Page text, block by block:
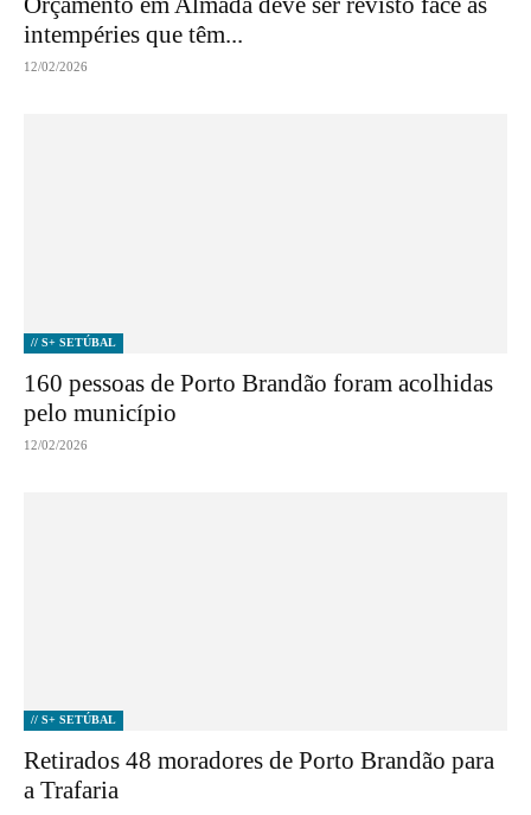
intempéries que têm...
12/02/2026
// S+ SETÚBAL
160 pessoas de Porto Brandão foram acolhidas
pelo município
12/02/2026
// S+ SETÚBAL
Retirados 48 moradores de Porto Brandão para
a Trafaria